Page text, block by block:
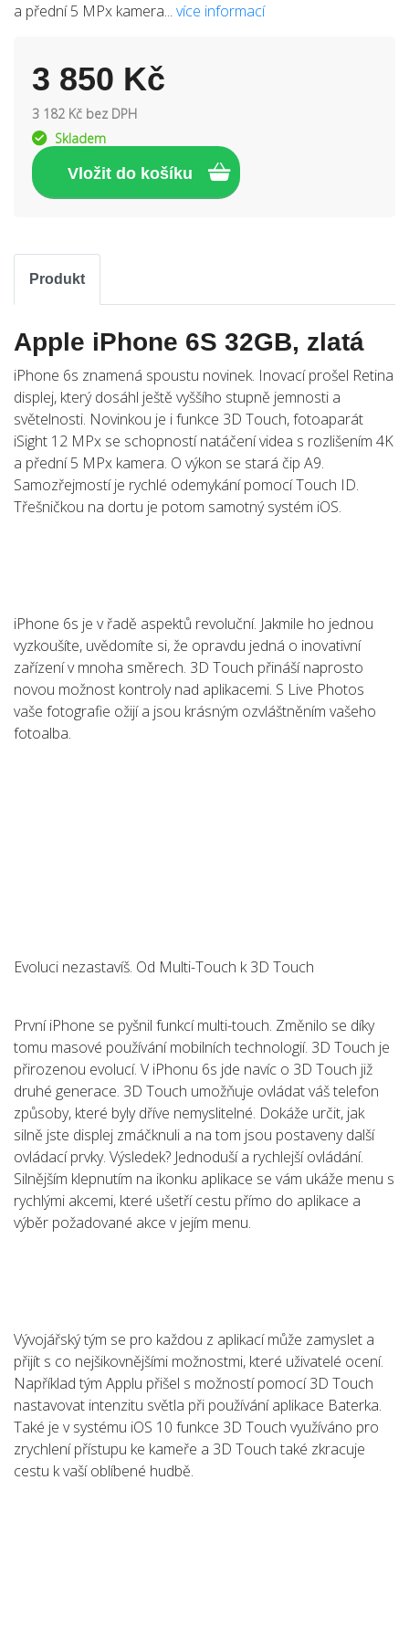
a přední 5 MPx kamera... více informací
3 850 Kč
3 182 Kč bez DPH
Skladem
Produkt
Apple iPhone 6S 32GB, zlatá
iPhone 6s znamená spoustu novinek. Inovací prošel Retina
displej, který dosáhl ještě vyššího stupně jemnosti a
světelnosti. Novinkou je i funkce 3D Touch, fotoaparát
iSight 12 MPx se schopností natáčení videa s rozlišením 4K
a přední 5 MPx kamera. O výkon se stará čip A9.
Samozřejmostí je rychlé odemykání pomocí Touch ID.
Třešničkou na dortu je potom samotný systém iOS.
iPhone 6s je v řadě aspektů revoluční. Jakmile ho jednou
vyzkoušíte, uvědomíte si, že opravdu jedná o inovativní
zařízení v mnoha směrech. 3D Touch přináší naprosto
novou možnost kontroly nad aplikacemi. S Live Photos
vaše fotografie ožijí a jsou krásným ozvláštněním vašeho
fotoalba.
Evoluci nezastavíš. Od Multi-Touch k 3D Touch
První iPhone se pyšnil funkcí multi-touch. Změnilo se díky
tomu masové používání mobilních technologií. 3D Touch je
přirozenou evolucí. V iPhonu 6s jde navíc o 3D Touch již
druhé generace. 3D Touch umožňuje ovládat váš telefon
způsoby, které byly dříve nemyslitelné. Dokáže určit, jak
silně jste displej zmáčknuli a na tom jsou postaveny další
ovládací prvky. Výsledek? Jednoduší a rychlejší ovládání.
Silnějším klepnutím na ikonku aplikace se vám ukáže menu s
rychlými akcemi, které ušetří cestu přímo do aplikace a
výběr požadované akce v jejím menu.
Vývojářský tým se pro každou z aplikací může zamyslet a
přijít s co nejšikovnějšími možnostmi, které uživatelé ocení.
Například tým Applu přišel s možností pomocí 3D Touch
nastavovat intenzitu světla při používání aplikace Baterka.
Také je v systému iOS 10 funkce 3D Touch využíváno pro
zrychlení přístupu ke kameře a 3D Touch také zkracuje
cestu k vaší oblíbené hudbě.